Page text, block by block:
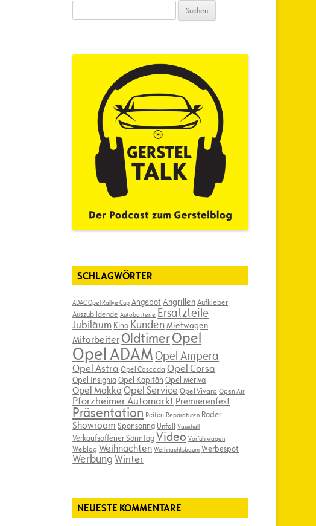
nach:
SCHLAGWÖRTER
ADAC Opel Rallye Cup AngebotAngrillenAufkleber
Auszubildende Autobatterie Ersatzteile
Jubiläum Kino Kunden Mietwagen
Mitarbeiter OldtimerOpel
Opel ADAM Opel Ampera
Opel Astra Opel Cascada Opel Corsa
Opel InsigniaOpel Kapitän Opel Meriva
Opel Mokka Opel ServiceOpel Vivaro Open Air
Pforzheimer Automarkt Premierenfest
Präsentation Reifen Reparaturen Räder
Showroom Sponsoring Unfall Vauxhall
Verkaufsoffener SonntagVideo Vorführwagen
Weblog Weihnachten Weihnachtsbaum Werbespot
WerbungWinter
NEUESTE KOMMENTARE